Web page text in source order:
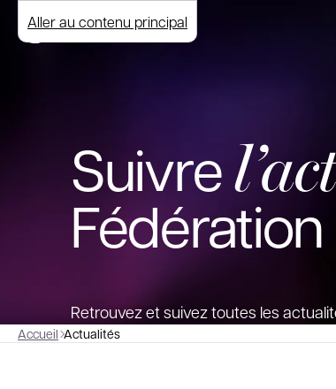
Aller au contenu principal
Suivre
Retrouvez et suivez toutes les
Accueil Actualités